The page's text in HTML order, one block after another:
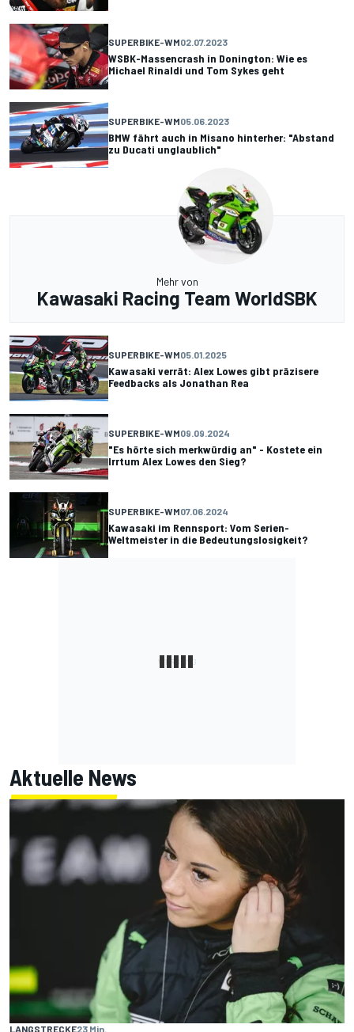
SUPERBIKE-WM02.07.2023
WSBK-Massencrash in Donington: Wie es
Michael Rinaldi und Tom Sykes geht
SUPERBIKE-WM05.06.2023
BMW fährt auch in Misano hinterher: "Abstand
zu Ducati unglaublich"
Mehr von
Kawasaki Racing Team WorldSBK
SUPERBIKE-WM05.01.2025
Kawasaki verrät: Alex Lowes gibt präzisere
Feedbacks als Jonathan Rea
SUPERBIKE-WM09.09.2024
"Es hörte sich merkwürdig an" - Kostete ein
Irrtum Alex Lowes den Sieg?
SUPERBIKE-WM07.06.2024
Kawasaki im Rennsport: Vom Serien-
Weltmeister in die Bedeutungslosigkeit?
Aktuelle News
LANGSTRECKE23 Min.